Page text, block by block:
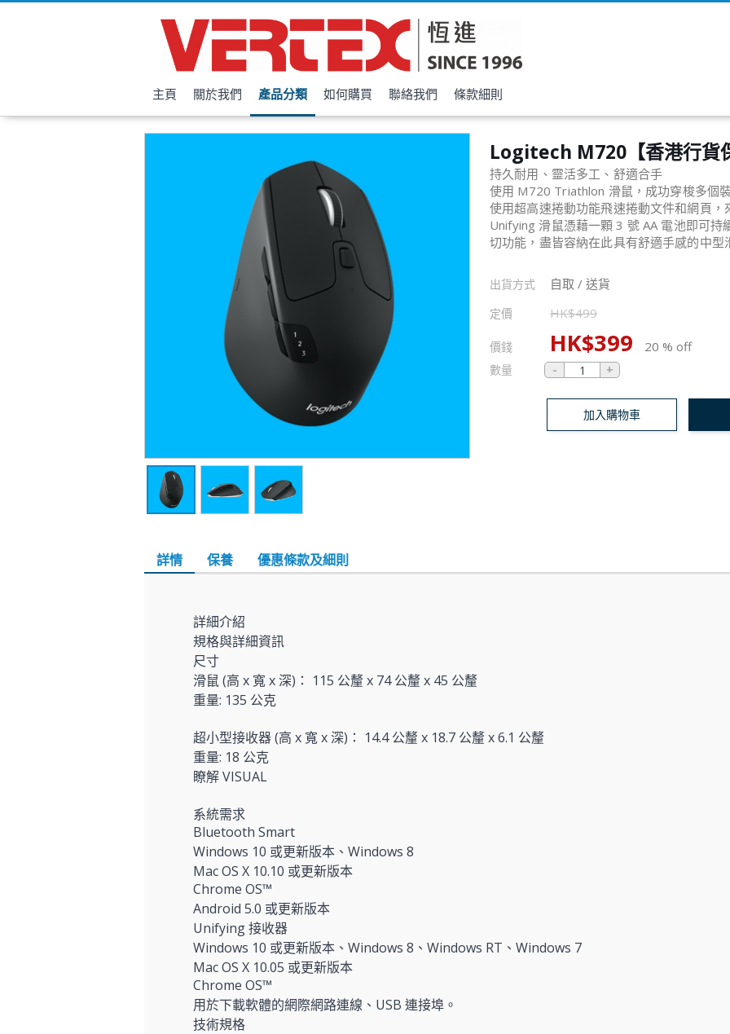
主頁 關於我們 產品分類 如何購買 聯絡我們 條款細則
Logitech M720【香港行貨
持久耐用、靈活多工、舒適合手
使用 M720 Triathlon 滑鼠，成功穿梭多個
使用超高速捲動功能飛速捲動文件和網頁
Unifying 滑鼠憑藉一顆 3 號 AA 電池即可
切功能，盡皆容納在此具有舒適手感的中型
出貨方式 自取 / 送貨
定價 HK$499
價錢 HK$399 20 % off
數量
加入購物車
詳情 保養 優惠條款及細則
詳細介紹
規格與詳細資訊
尺寸
滑鼠 (高 x 寬 x 深)： 115 公釐 x 74 公釐 x 45 公釐
重量: 135 公克
超小型接收器 (高 x 寬 x 深)： 14.4 公釐 x 18.7 公釐 x 6.1 公釐
重量: 18 公克
瞭解 VISUAL
系統需求
Bluetooth Smart
Windows 10 或更新版本、Windows 8
Mac OS X 10.10 或更新版本
Chrome OS™
Android 5.0 或更新版本
Unifying 接收器
Windows 10 或更新版本、Windows 8、Windows RT、Windows 7
Mac OS X 10.05 或更新版本
Chrome OS™
用於下載軟體的網際網路連線、USB 連接埠。
技術規格